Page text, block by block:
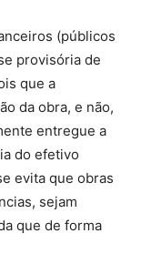
(públicos
provisória de
que a
da obra, e não,
entregue a
do efetivo
evita que obras
sejam
que de forma